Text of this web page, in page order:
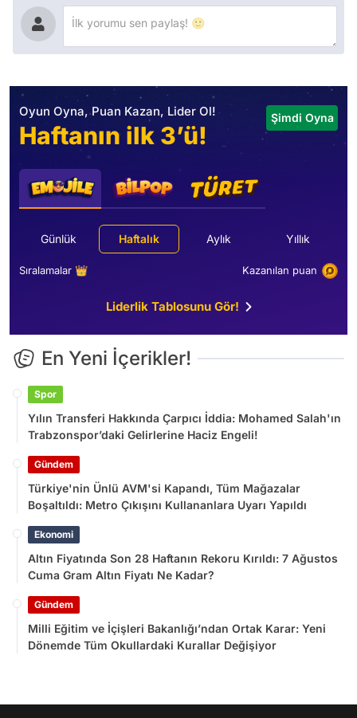
Oyun Oyna, Puan Kazan, Lider Ol!
Haftanın ilk 3’ü!
Şimdi Oyna
Günlük Haftalık Aylık Yıllık
Sıralamalar 👑 Kazanılan puan
Liderlik Tablosunu Gör!
En Yeni İçerikler!
Spor
Yılın Transferi Hakkında Çarpıcı İddia: Mohamed Salah'ın
Trabzonspor’daki Gelirlerine Haciz Engeli!
Gündem
Türkiye'nin Ünlü AVM'si Kapandı, Tüm Mağazalar
Boşaltıldı: Metro Çıkışını Kullananlara Uyarı Yapıldı
Ekonomi
Altın Fiyatında Son 28 Haftanın Rekoru Kırıldı: 7 Ağustos
Cuma Gram Altın Fiyatı Ne Kadar?
Gündem
Milli Eğitim ve İçişleri Bakanlığı’ndan Ortak Karar: Yeni
Dönemde Tüm Okullardaki Kurallar Değişiyor